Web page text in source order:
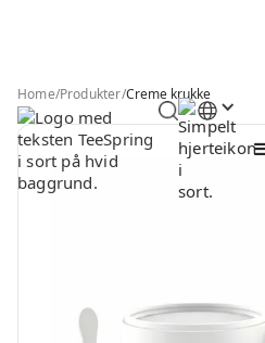
Home/Produkter/Creme krukke